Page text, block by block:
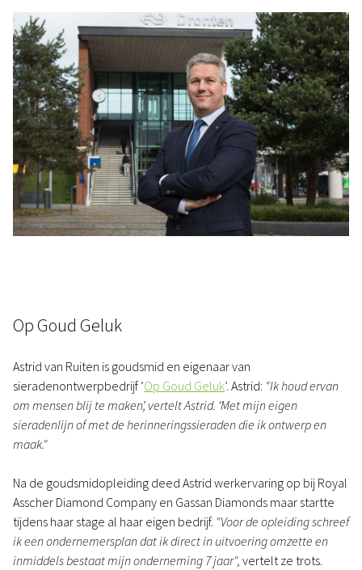
Op Goud Geluk
Astrid van Ruiten is goudsmid en eigenaar van
sieradenontwerpbedrijf ‘Op Goud Geluk’. Astrid: "Ik houd ervan
om mensen blij te maken’, vertelt Astrid. ‘Met mijn eigen
sieradenlijn of met de herinneringssieraden die ik ontwerp en
maak."
Na de goudsmidopleiding deed Astrid werkervaring op bij Royal
Asscher Diamond Company en Gassan Diamonds maar startte
tijdens haar stage al haar eigen bedrijf. "Voor de opleiding schreef
ik een ondernemersplan dat ik direct in uitvoering omzette en
inmiddels bestaat mijn onderneming 7 jaar", vertelt ze trots.